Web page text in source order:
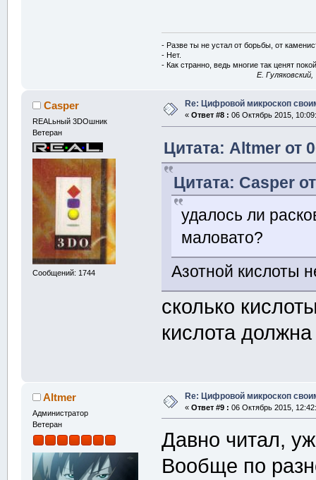
- Разве ты не устал от борьбы, от
- Нет.
- Как странно, ведь многие так ценят
E.
Casper
REALьный 3DOшник
Ветеран
Сообщений: 1744
Re: Цифровой микроскоп
« Ответ #8 : 06 Октябрь 2015,
Цитата: Altmer от
Цитата: Casper
удалось ли
маловато?
Азотной кислоты
сколько
кислота
Altmer
Администратор
Ветеран
Re: Цифровой микроскоп
« Ответ #9 : 06 Октябрь 2015,
Давно читал,
Вообще по